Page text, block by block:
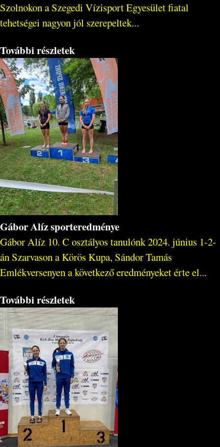
Szolnokon a Szegedi Vízisport Egyesület fiatal
tehetségei nagyon jól szerepeltek...
További részletek
Gábor Alíz sporteredménye
Gábor Alíz 10. C osztályos tanulónk 2024. június 1-2-
án Szarvason a Körös Kupa, Sándor Tamás
Emlékversenyen a következő eredményeket érte el...
További részletek